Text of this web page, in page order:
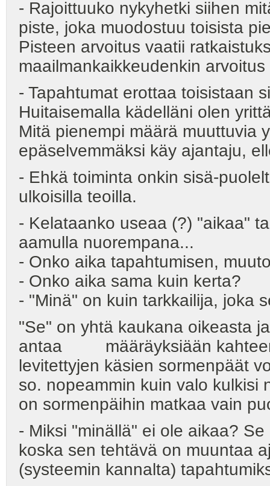
- Rajoittuuko nykyhetki siihen
piste, joka muodostuu toisista
Pisteen arvoitus vaatii
maailmankaikkeudenkin arvoitus
- Tapahtumat erottaa toisistaan
Huitaisemalla kädelläni olen
Mitä pienempi määrä muuttuvia
epäselvemmäksi käy ajantaju,
- Ehkä toiminta onkin sisä-
ulkoisilla teoilla.
- Kelataanko useaa (?) "aikaa"
aamulla nuorempana...
- Onko aika tapahtumisen,
- Onko aika sama kuin kerta?
- "Minä" on kuin tarkkailija, joka
"Se" on yhtä kaukana oikeasta
antaa määräyksiään kahteen
levitettyjen käsien sormenpäät
so. nopeammin kuin valo kulkisi
on sormenpäihin matkaa vain
- Miksi "minällä" ei ole aikaa?
koska sen tehtävä on muuntaa
(systeemin kannalta)